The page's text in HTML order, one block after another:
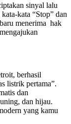
sinyal lalu
kata “Stop” dan
menerima hak
berhasil
listrik pertama”.
dan
dan hijau.
yang kamu